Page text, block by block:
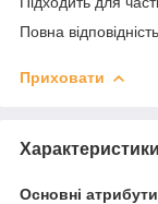
Повна
Приховати
Характеристики
Основні атрибути